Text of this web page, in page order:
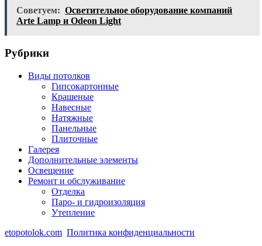
Советуем: Осветительное оборудование компаний
Arte Lamp и Odeon Light
Рубрики
Виды потолков
Гипсокартонные
Крашеные
Навесные
Натяжные
Панельные
Плиточные
Галерея
Дополнительные элементы
Освещение
Ремонт и обслуживание
Отделка
Паро- и гидроизоляция
Утепление
etopotolok.com Политика конфиденциальности